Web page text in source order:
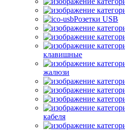
Розетки USB
клавишные
жалюзи
кабеля